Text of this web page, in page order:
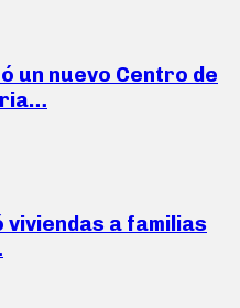
un nuevo Centro de
a familias